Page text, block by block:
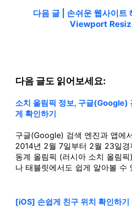
다음 글 | 손쉬운 웹사이트
Viewport
다음 글도 읽어보세요:
소치 올림픽 정보, 구글(Google)
게 확인하기
구글(Google) 검색 엔진과 앱에
2014년 2월 7일부터 2월 23일
동계 올림픽 (러시아 소치 올림
나 태블릿에서도 쉽게 알아볼 수
[iOS] 손쉽게 친구 위치 확인하